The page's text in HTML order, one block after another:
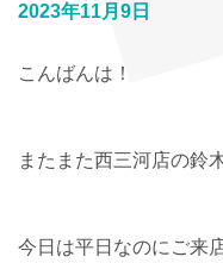
2023年11月9日
こんばんは！
またまた西三河店の鈴
今日は平日なのにご来